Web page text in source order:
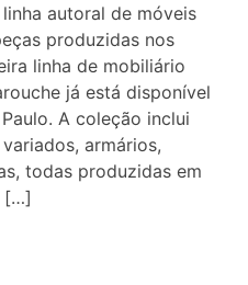
autoral de móveis
produzidas nos
linha de mobiliário
já está disponível
A coleção inclui
armários,
todas produzidas em
[…]